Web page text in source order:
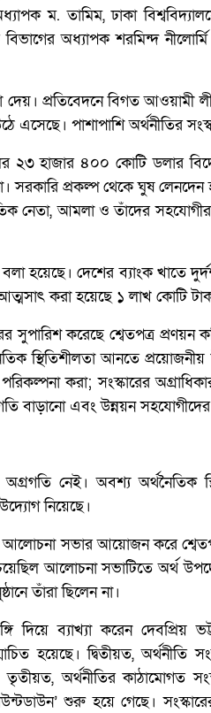
ম. তামিম, ঢাকা
অধ্যাপক শরমিন্দ
প্রতিবেদনে বিগত আওয়ামী
এসেছে। পাশাপাশি অর্থনীতির
হাজার ৪০০ কোটি ডলার
সরকারি প্রকল্প থেকে ঘুষ
নেতা, আমলা ও তাঁদের
হয়েছে। দেশের ব্যাংক খাতে
করা হয়েছে ১ লাখ কোটি
করেছে শ্বেতপত্র প্রণয়ন
স্থিতিশীলতা আনতে
করা; সংস্কারের
বাড়ানো এবং উন্নয়ন
নেই। অবশ্য অর্থনৈতিক
নিয়েছে।
সভার আয়োজন করে
আলোচনা সভাটিতে অর্থ
তাঁরা ছিলেন না।
দিয়ে ব্যাখ্যা করেন দেবপ্রিয়
হয়েছে। দ্বিতীয়ত, অর্থনীতি
তৃতীয়ত, অর্থনীতির কাঠামোগত
শুরু হয়ে গেছে।